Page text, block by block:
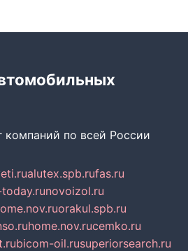
компаний по всей России
alutex.spb.rufas.ru
novoizol.ru
orakul.spb.ru
home.nov.rucemko.ru
bicom-oil.rusuperiorsearch.ru